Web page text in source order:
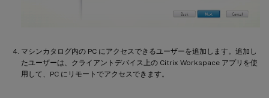
マシンカタログ内の PC にアクセスできるユーザーを追加します。追加し
たユーザーは、クライアントデバイス上の Citrix Workspace アプリを使
用して、PC にリモートでアクセスできます。